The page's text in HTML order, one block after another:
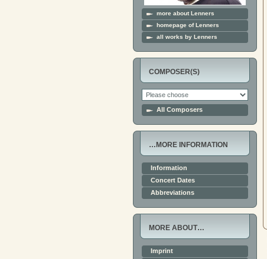
more about Lenners
homepage of Lenners
all works by Lenners
COMPOSER(S)
All Composers
…MORE INFORMATION
Information
Concert Dates
Abbreviations
MORE ABOUT…
Imprint